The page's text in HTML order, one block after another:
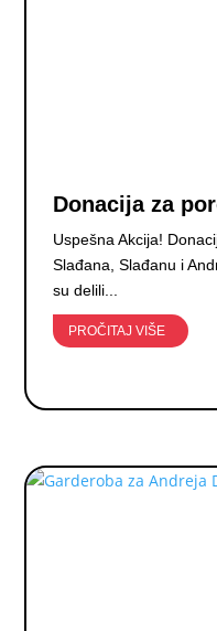
Donacija za
Uspešna Akcija!
Slađana, Slađanu i
su delili...
PROČITAJ VIŠE